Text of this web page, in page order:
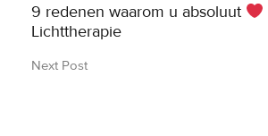
9 redenen waarom u absoluut
Lichttherapie
Next Post